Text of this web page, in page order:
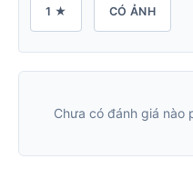
1 ★ CÓ ẢNH
Chưa có đánh giá nào